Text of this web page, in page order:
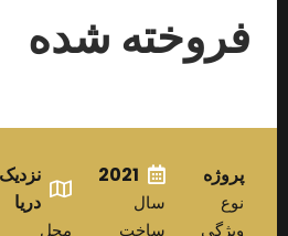
فروخته شده
پروژه
نوع
ویژگی
2021
سال
ساخت
نزدیک
دریا
محل